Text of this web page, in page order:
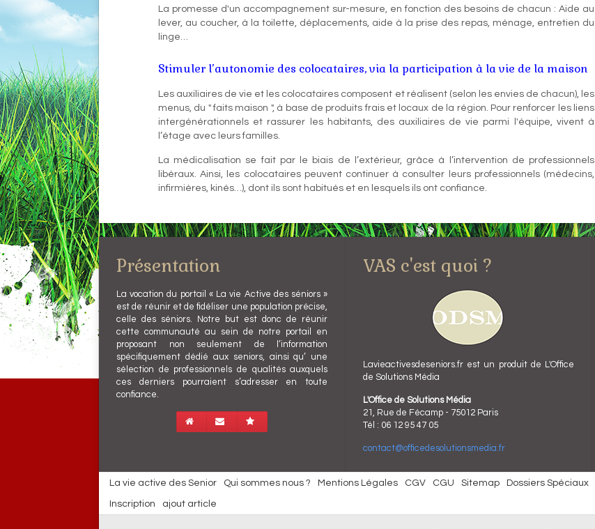
La promesse d'un accompagnement sur-mesure, en fonction des besoins de chacun : Aide au
lever, au coucher, à la toilette, déplacements, aide à la prise des repas, ménage, entretien du
linge…
Stimuler l’autonomie des colocataires, via la participation à la vie de la maison
Les auxiliaires de vie et les colocataires composent et réalisent (selon les envies de chacun), les
menus, du " faits maison ", à base de produits frais et locaux de la région. Pour renforcer les liens
intergénérationnels et rassurer les habitants, des auxiliaires de vie parmi l'équipe, vivent à
l’étage avec leurs familles.
La médicalisation se fait par le biais de l’extérieur, grâce à l’intervention de professionnels
libéraux. Ainsi, les colocataires peuvent continuer à consulter leurs professionnels (médecins,
infirmières, kinés…), dont ils sont habitués et en lesquels ils ont confiance.
Présentation
La vocation du portail « La vie Active des séniors »
est de réunir et de fidéliser une population précise,
celle des séniors. Notre but est donc de réunir
cette communauté au sein de notre portail en
proposant non seulement de l’information
spécifiquement dédié aux seniors, ainsi qu’ une
sélection de professionnels de qualités auxquels
ces derniers pourraient s’adresser en toute
confiance.
VAS c'est quoi ?
Lavieactivesdeseniors.fr est un produit de L'Office
de Solutions Média
L'Office de Solutions Média
21, Rue de Fécamp - 75012 Paris
Tél : 06 12 95 47 05
contact@officedesolutionsmedia.fr
La vie active des Senior Qui sommes nous ? Mentions Légales CGV CGU Sitemap Dossiers Spéciaux
Inscription ajout article